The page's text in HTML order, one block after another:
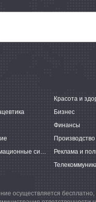
Красота и
Бизнес
Финансы
Производство
Справочно-информационные системы Реклама и
осуществляется